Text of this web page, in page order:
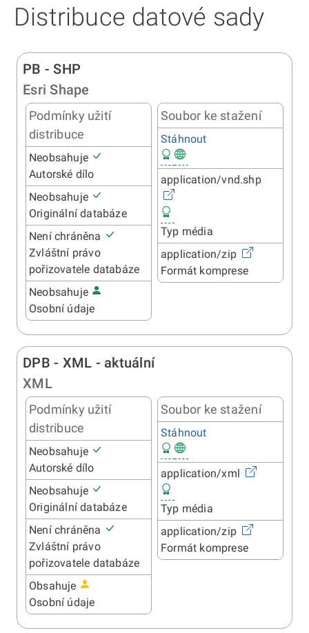
Distribuce datové sady
PB - SHP
Esri Shape
Podmínky užití
distribuce
Neobsahuje
Autorské dílo
Neobsahuje
Originální databáze
Není chráněna
Zvláštní právo
pořizovatele databáze
Neobsahuje
Osobní údaje
Soubor ke stažení
Stáhnout
application/vnd.shp
Typ média
application/zip
Formát komprese
DPB - XML - aktuální
XML
Podmínky užití
distribuce
Neobsahuje
Autorské dílo
Neobsahuje
Originální databáze
Není chráněna
Zvláštní právo
pořizovatele databáze
Obsahuje
Osobní údaje
Soubor ke stažení
Stáhnout
application/xml
Typ média
application/zip
Formát komprese